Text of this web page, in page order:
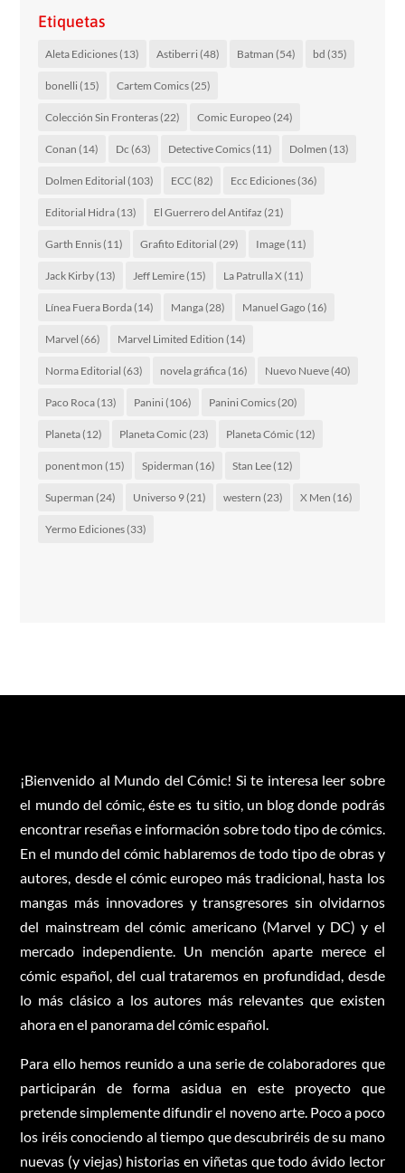
Etiquetas
Aleta Ediciones(13) Astiberri(48) Batman (54) bd (35)
bonelli(15) Cartem Comics(25)
Colección Sin Fronteras(22) Comic Europeo (24)
Conan (14) Dc (63) Detective Comics(11) Dolmen (13)
Dolmen Editorial (103) ECC(82) Ecc Ediciones(36)
Editorial Hidra(13) El Guerrero del Antifaz (21)
Garth Ennis(11) Grafito Editorial (29) Image(11)
Jack Kirby(13) Jeff Lemire(15) La Patrulla X(11)
Línea Fuera Borda(14) Manga(28) Manuel Gago (16)
Marvel (66) Marvel Limited Edition (14)
Norma Editorial (63) novela gráfica(16) Nuevo Nueve(40)
Paco Roca(13) Panini(106) Panini Comics(20)
Planeta(12) Planeta Comic (23) Planeta Cómic (12)
ponent mon (15) Spiderman (16) Stan Lee(12)
Superman (24) Universo 9(21) western (23) X Men (16)
Yermo Ediciones(33)
¡Bienvenido al Mundo del Cómic! Si te interesa leer sobre
el mundo del cómic, éste es tu sitio, un blog donde podrás
encontrar reseñas e información sobre todo tipo de cómics.
En el mundo del cómic hablaremos de todo tipo de obras y
autores, desde el cómic europeo más tradicional, hasta los
mangas más innovadores y transgresores sin olvidarnos
del mainstream del cómic americano (Marvel y DC) y el
mercado independiente. Un mención aparte merece el
cómic español, del cual trataremos en profundidad, desde
lo más clásico a los autores más relevantes que existen
ahora en el panorama del cómic español.
Para ello hemos reunido a una serie de colaboradores que
participarán de forma asidua en este proyecto que
pretende simplemente difundir el noveno arte. Poco a poco
los iréis conociendo al tiempo que descubriréis de su mano
nuevas (y viejas) historias en viñetas que todo ávido lector